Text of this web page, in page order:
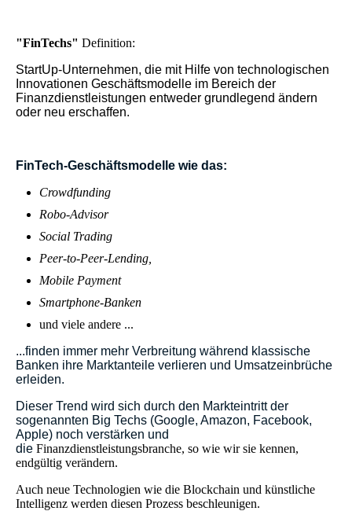
"FinTechs" Definition:
StartUp-Unternehmen, die mit Hilfe von technologischen
Innovationen Geschäftsmodelle im Bereich der
Finanzdienstleistungen entweder grundlegend ändern
oder neu erschaffen.
FinTech-Geschäftsmodelle wie das:
Crowdfunding
Robo-Advisor
Social Trading
Peer-to-Peer-Lending,
Mobile Payment
Smartphone-Banken
und viele andere ...
...finden immer mehr Verbreitung während klassische
Banken ihre Marktanteile verlieren und Umsatzeinbrüche
erleiden.
Dieser Trend wird sich durch den Markteintritt der
sogenannten Big Techs (Google, Amazon, Facebook,
Apple) noch verstärken und
die Finanzdienstleistungsbranche, so wie wir sie kennen,
endgültig verändern.
Auch neue Technologien wie die Blockchain und künstliche
Intelligenz werden diesen Prozess beschleunigen.